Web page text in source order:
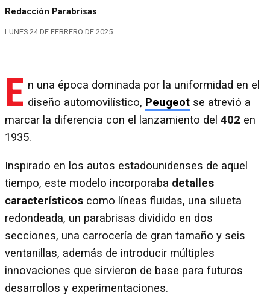
Redacción Parabrisas
LUNES 24 DE FEBRERO DE 2025
E n una época dominada por la uniformidad en el
diseño automovilístico, Peugeot se atrevió a
marcar la diferencia con el lanzamiento del 402 en
1935.
Inspirado en los autos estadounidenses de aquel
tiempo, este modelo incorporaba detalles
característicos como líneas fluidas, una silueta
redondeada, un parabrisas dividido en dos
secciones, una carrocería de gran tamaño y seis
ventanillas, además de introducir múltiples
innovaciones que sirvieron de base para futuros
desarrollos y experimentaciones.